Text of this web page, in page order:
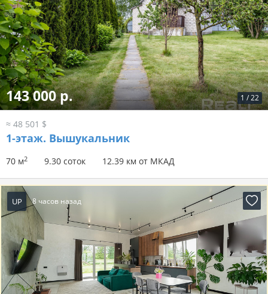
1 /22
143 000 р.
≈ 48 501 $
1-этаж. Вышукальник
70 м2 9.30 соток 12.39 км от МКАД
UP 8 часов назад